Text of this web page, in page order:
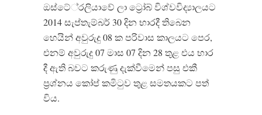
ඔස්ටේ්‍රලියාවේ ලා ට්‍රෝබ් විශ්වවිද්‍යාලයට
2014 සැප්තැම්බර් 30 දින භාරදී තිබෙන
හෙයින් අවුරුදු 08 ක පරිවාස කාලයට පෙර,
එනම් අවුරුදු 07 මාස 07 දින 28 තුළ එය භාර
දී ඇති බවට කරුණු දැක්වීමෙන් පසු එකී
ප්‍රශ්නය කෝප් කමිටුව තුළ සමතයකට පත්
විය.